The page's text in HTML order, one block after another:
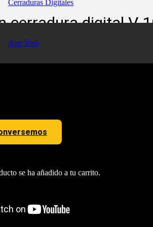
Cerraduras Digitales
App Web
se ha añadido a tu carrito.
cerradura digital V-